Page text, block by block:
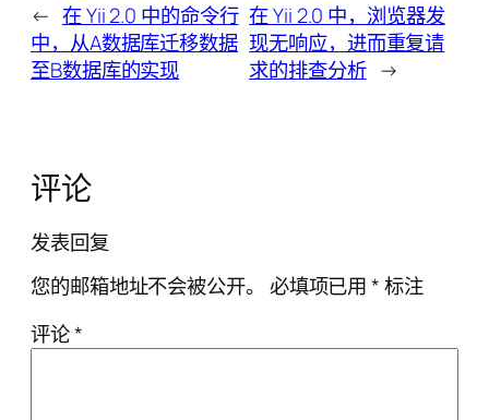
← 在 Yii 2.0 中的命令行
中，从A数据库迁移数据
至B数据库的实现
在 Yii 2.0 中，浏览器发
现无响应，进而重复请
求的排查分析 →
评论
发表回复
您的邮箱地址不会被公开。 必填项已用*标注
评论*